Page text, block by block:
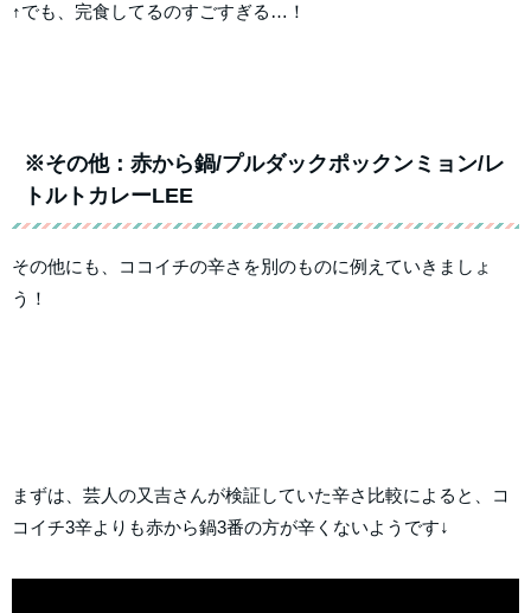
↑でも、完食してるのすごすぎる…！
※その他：赤から鍋/プルダックポックンミョン/レ
トルトカレーLEE
その他にも、ココイチの辛さを別のものに例えていきましょ
う！
まずは、芸人の又吉さんが検証していた辛さ比較によると、コ
コイチ3辛よりも赤から鍋3番の方が辛くないようです↓